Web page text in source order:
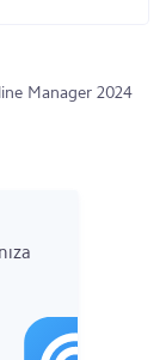
Manager 2024